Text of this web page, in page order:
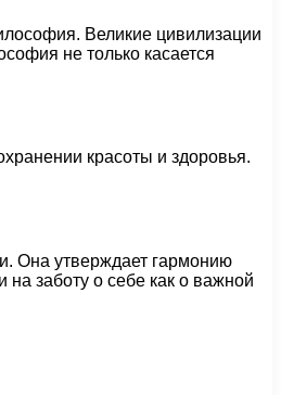
Великие цивилизации
не только касается
красоты и здоровья.
Она утверждает гармонию
на заботу о себе как о важной